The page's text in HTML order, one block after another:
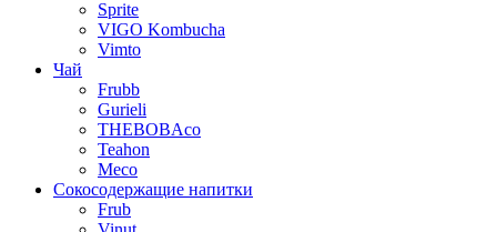
Sprite
VIGO Kombucha
Vimto
Чай
Frubb
Gurieli
THEBOBAco
Teahon
Meco
Сокосодержащие напитки
Frub